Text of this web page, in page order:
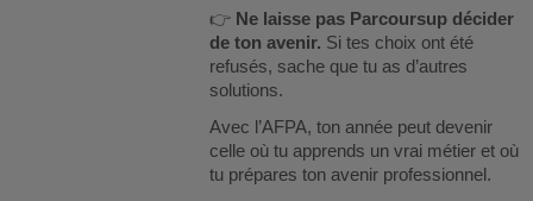
👉 Ne laisse pas Parcoursup décider
de ton avenir. Si tes choix ont été
refusés, sache que tu as d’autres
solutions.
Avec l’AFPA, ton année peut devenir
celle où tu apprends un vrai métier et où
tu prépares ton avenir professionnel.